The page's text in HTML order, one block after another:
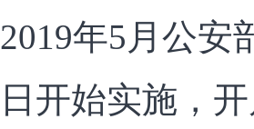
2019年5月公安
日开始实施，